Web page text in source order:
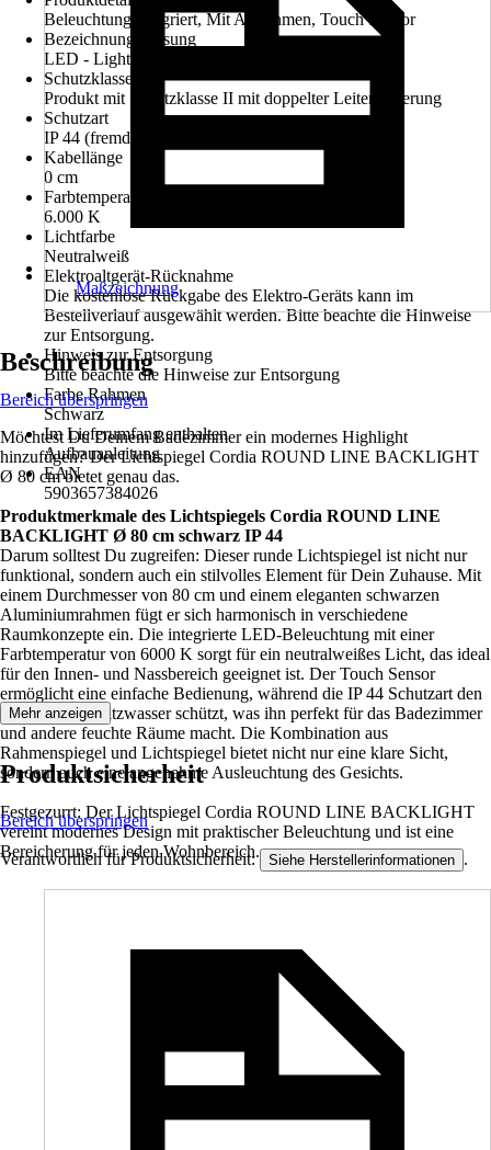
Beleuchtung integriert, Mit Alurahmen, Touch Sensor
Bezeichnung Fassung
LED - Light Ermitting Diode
Schutzklasse
Produkt mit Schutzklasse II mit doppelter Leiterisolierung
Schutzart
IP 44 (fremdkörper- und spritzwassergeschützt)
Kabellänge
0 cm
Farbtemperatur
6.000 K
Lichtfarbe
Neutralweiß
Elektroaltgerät-Rücknahme
Die kostenlose Rückgabe des Elektro-Geräts kann im
Bestellverlauf ausgewählt werden. Bitte beachte die Hinweise
zur Entsorgung.
Hinweis zur Entsorgung
Bitte beachte die Hinweise zur Entsorgung
Farbe Rahmen
Schwarz
Im Lieferumfang enthalten
Aufbauanleitung
EAN
5903657384026
Maßzeichnung
Beschreibung
Bereich überspringen
Möchtest Du Deinem Badezimmer ein modernes Highlight
hinzufügen? Der Lichtspiegel Cordia ROUND LINE BACKLIGHT
Ø 80 cm bietet genau das.
Produktmerkmale des Lichtspiegels Cordia ROUND LINE
BACKLIGHT Ø 80 cm schwarz IP 44
Darum solltest Du zugreifen: Dieser runde Lichtspiegel ist nicht nur
funktional, sondern auch ein stilvolles Element für Dein Zuhause. Mit
einem Durchmesser von 80 cm und einem eleganten schwarzen
Aluminiumrahmen fügt er sich harmonisch in verschiedene
Raumkonzepte ein. Die integrierte LED-Beleuchtung mit einer
Farbtemperatur von 6000 K sorgt für ein neutralweißes Licht, das ideal
für den Innen- und Nassbereich geeignet ist. Der Touch Sensor
ermöglicht eine einfache Bedienung, während die IP 44 Schutzart den
Spiegel vor Spritzwasser schützt, was ihn perfekt für das Badezimmer
und andere feuchte Räume macht. Die Kombination aus
Rahmenspiegel und Lichtspiegel bietet nicht nur eine klare Sicht,
sondern auch eine angenehme Ausleuchtung des Gesichts.
Festgezurrt: Der Lichtspiegel Cordia ROUND LINE BACKLIGHT
vereint modernes Design mit praktischer Beleuchtung und ist eine
Bereicherung für jeden Wohnbereich.
Mehr anzeigen
Produktsicherheit
Bereich überspringen
Verantwortlich für Produktsicherheit: Siehe Herstellerinformationen .